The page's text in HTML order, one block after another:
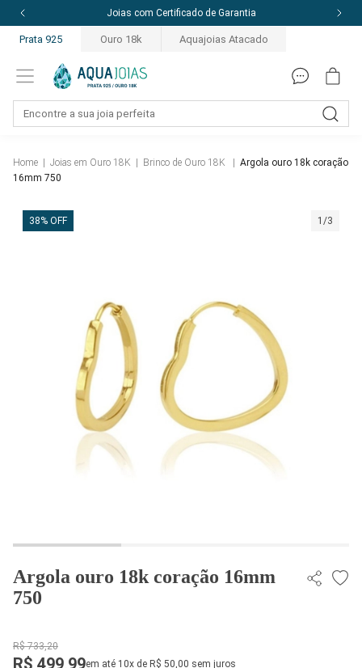
Joias com Certificado de Garantia
Prata 925 Ouro 18k Aquajoias Atacado
Home Joias em Ouro 18K Brinco de Ouro 18K
Argola ouro 18k coração
16mm 750
38% OFF 1/3
Argola ouro 18k coração 16mm
750
R$ 733,20
R$ 499,99em até 10x de R$ 50,00 sem juros